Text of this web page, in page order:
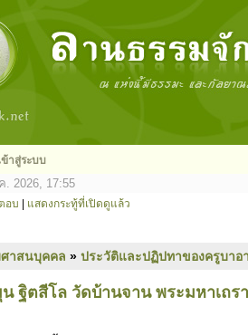
ข้าสู่ระบบ
. 2026, 17:55
อบ แสดงกระทู้ที่เปิดดูแล้ว
าสนบุคคล » ประวัติและปฏิปทาของครูบาอ
ฐิตสีโล วัดบ้านจาน พระมหาเถร